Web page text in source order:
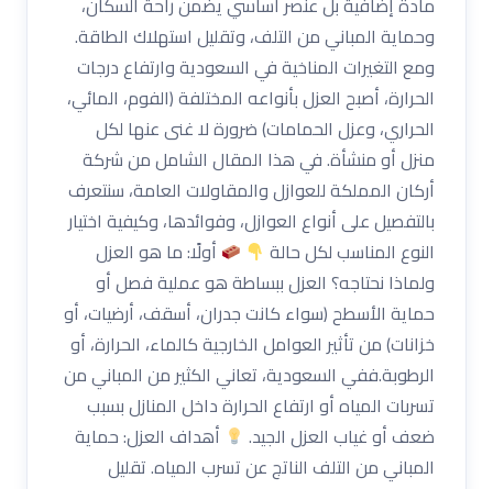
وحماية المباني من التلف، وتقليل استهلاك الطاقة.
ومع التغيرات المناخية في السعودية وارتفاع درجات
الحرارة، أصبح العزل بأنواعه المختلفة (الفوم، المائي،
الحراري، وعزل الحمامات) ضرورة لا غنى عنها لكل
منزل أو منشأة. في هذا المقال الشامل من شركة
أركان المملكة للعوازل والمقاولات العامة، سنتعرف
بالتفصيل على أنواع العوازل، وفوائدها، وكيفية اختيار
النوع المناسب لكل حالة
أولًا: ما هو العزل
ولماذا نحتاجه؟ العزل ببساطة هو عملية فصل أو
حماية الأسطح (سواء كانت جدران، أسقف، أرضيات، أو
خزانات) من تأثير العوامل الخارجية كالماء، الحرارة، أو
الرطوبة.ففي السعودية، تعاني الكثير من المباني من
تسربات المياه أو ارتفاع الحرارة داخل المنازل بسبب
ضعف أو غياب العزل الجيد.
أهداف العزل: حماية
المباني من التلف الناتج عن تسرب المياه. تقليل